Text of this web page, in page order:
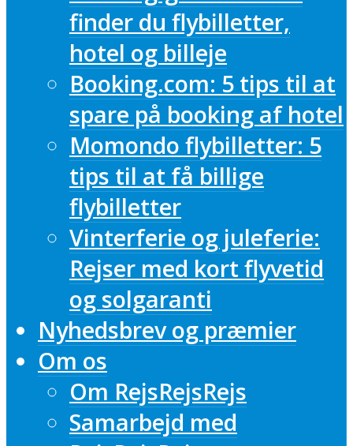
finder du flybilletter,
hotel og billeje
Booking.com: 5 tips til at
spare på booking af hotel
Momondo flybilletter: 5
tips til at få billige
flybilletter
Vinterferie og juleferie:
Rejser med kort flyvetid
og solgaranti
Nyhedsbrev og præmier
Om os
Om RejsRejsRejs
Samarbejd med